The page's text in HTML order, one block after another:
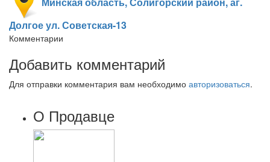
Долгое ул. Советская-13
Комментарии
Добавить комментарий
Для отправки комментария вам необходимо авторизоваться.
О Продавце